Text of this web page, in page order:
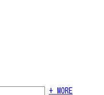
+ MORE